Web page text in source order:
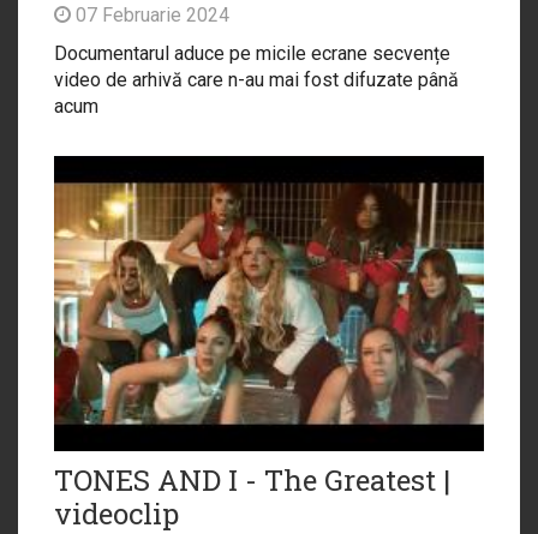
07 Februarie 2024
Documentarul aduce pe micile ecrane secvențe
video de arhivă care n-au mai fost difuzate până
acum
TONES AND I - The Greatest |
videoclip